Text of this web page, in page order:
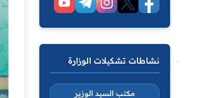
نشاطات تشكيلات الوزارة
مكتب السيد الوزير